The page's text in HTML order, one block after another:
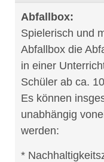
Abfallbox:
Spielerisch und
Abfallbox die
in einer
Schüler ab ca.
Es können
unabhängig
werden:
*